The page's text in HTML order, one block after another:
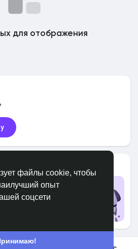
файлы cookie, чтобы
опыт
соцсети
для отображения